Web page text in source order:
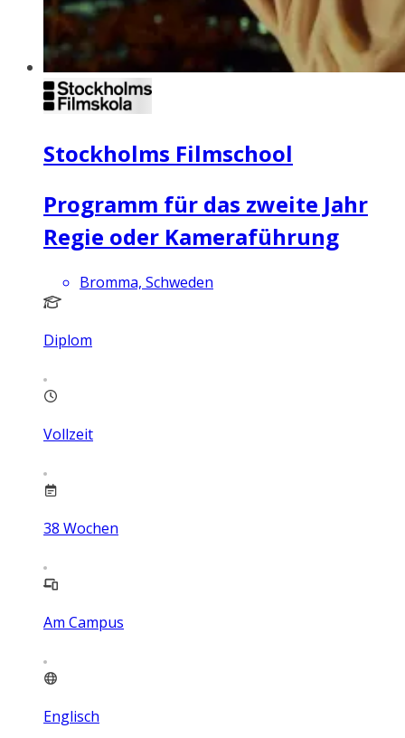
Stockholms Filmschool
Programm für das zweite Jahr
Regie oder Kameraführung
Bromma, Schweden
Diplom
Vollzeit
38 Wochen
Am Campus
Englisch